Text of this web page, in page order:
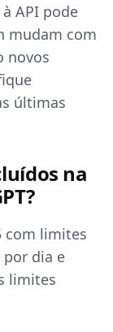
API pode
mudam com
novos
últimas
na
com limites
por dia e
limites